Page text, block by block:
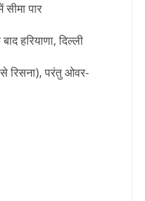
सीमा पार
हरियाणा, दिल्ली
रिसना), परंतु ओवर-